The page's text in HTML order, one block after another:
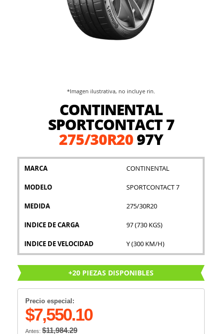
CONTINENTAL
SPORTCONTACT 7
275/30R2097Y
MARCA CONTINENTAL
MODELO SPORTCONTACT 7
MEDIDA 275/30R20
INDICE DE CARGA 97 (730 KGS)
INDICE DE VELOCIDAD Y (300 KM/H)
+20 PIEZAS DISPONIBLES
Precio especial:
$7,550.10
Antes: $11,984.29
*Imagen ilustrativa, no incluye rin.
de
imágenes